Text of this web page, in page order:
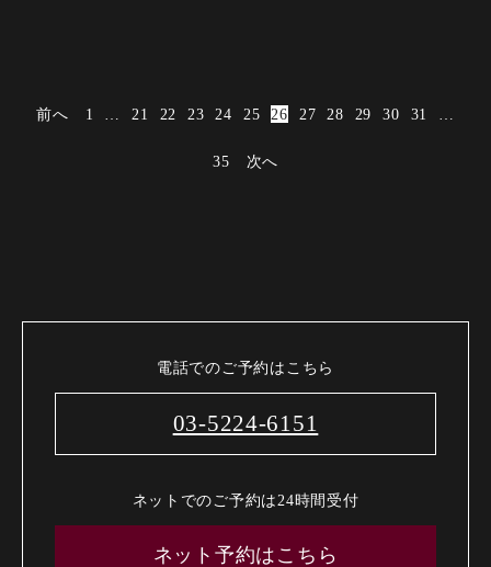
前へ 1 … 21 22 23 24 25 26 27 28 29 30 31 …
35 次へ
電話でのご予約はこちら
03-5224-6151
ネットでのご予約は24時間受付
ネット予約はこちら